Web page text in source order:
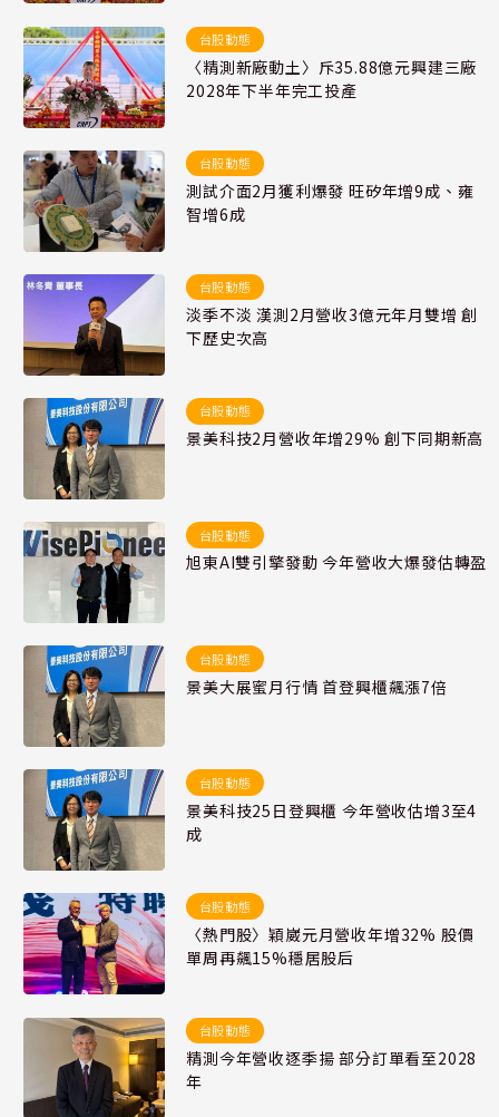
台股動態
〈精測新廠動土〉斥35.88億元興建三廠
2028年下半年完工投產
台股動態
測試介面2月獲利爆發 旺矽年增9成、雍
智增6成
台股動態
淡季不淡 漢測2月營收3億元年月雙增 創
下歷史次高
台股動態
景美科技2月營收年增29% 創下同期新高
台股動態
旭東AI雙引擎發動 今年營收大爆發估轉盈
台股動態
景美大展蜜月行情 首登興櫃飆漲7倍
台股動態
景美科技25日登興櫃 今年營收估增3至4
成
台股動態
〈熱門股〉穎崴元月營收年增32% 股價
單周再飆15%穩居股后
台股動態
精測今年營收逐季揚 部分訂單看至2028
年